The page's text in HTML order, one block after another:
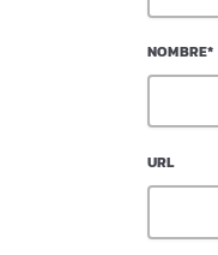
NOMBRE*
URL